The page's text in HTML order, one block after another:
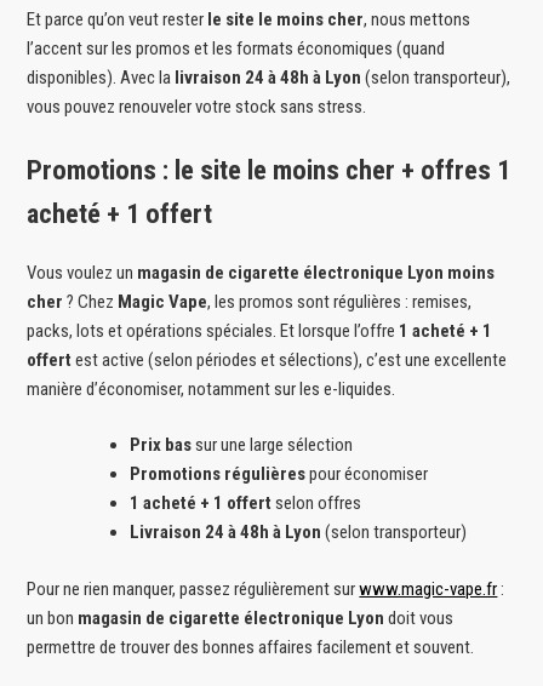
Et parce qu’on veut rester le site le moins cher, nous mettons
l’accent sur les promos et les formats économiques (quand
disponibles). Avec la livraison 24 à 48h à Lyon (selon transporteur),
vous pouvez renouveler votre stock sans stress.
Promotions : le site le moins cher + offres 1
acheté + 1 offert
Vous voulez un magasin de cigarette électronique Lyon moins
cher ? Chez Magic Vape, les promos sont régulières : remises,
packs, lots et opérations spéciales. Et lorsque l’offre 1 acheté + 1
offert est active (selon périodes et sélections), c’est une excellente
manière d’économiser, notamment sur les e-liquides.
Prix bassur une large sélection
Promotions régulièrespour économiser
1 acheté + 1 offert selon offres
Livraison 24 à 48h à Lyon (selon transporteur)
Pour ne rien manquer, passez régulièrement surwww.magic-vape.fr:
un bon magasin de cigarette électronique Lyon doit vous
permettre de trouver des bonnes affaires facilement et souvent.